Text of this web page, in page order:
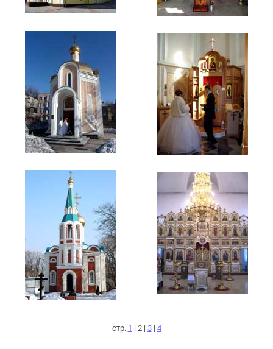
стр. 1 | 2 | 3| 4